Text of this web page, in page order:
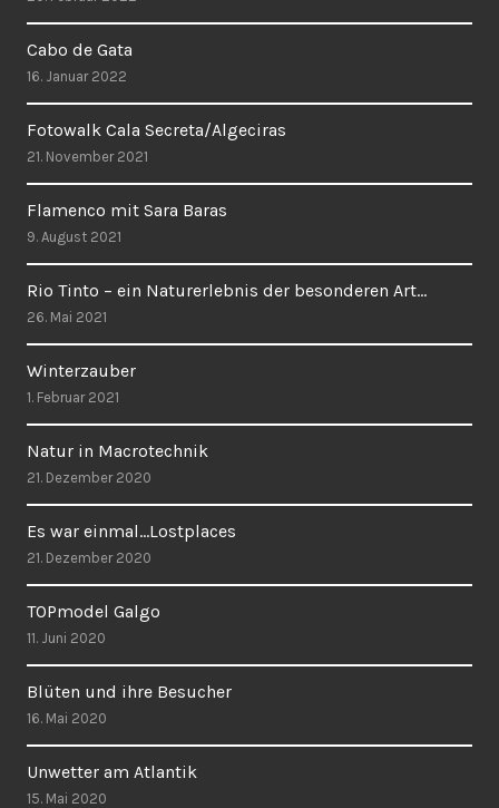
Cabo de Gata
16. Januar 2022
Fotowalk Cala Secreta/Algeciras
21. November 2021
Flamenco mit Sara Baras
9. August 2021
Rio Tinto – ein Naturerlebnis der besonderen Art…
26. Mai 2021
Winterzauber
1. Februar 2021
Natur in Macrotechnik
21. Dezember 2020
Es war einmal…Lostplaces
21. Dezember 2020
TOPmodel Galgo
11. Juni 2020
Blüten und ihre Besucher
16. Mai 2020
Unwetter am Atlantik
15. Mai 2020